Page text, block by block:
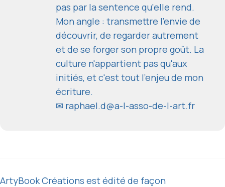
pas par la sentence qu'elle rend.
Mon angle : transmettre l'envie de
découvrir, de regarder autrement
et de se forger son propre goût. La
culture n'appartient pas qu'aux
initiés, et c'est tout l'enjeu de mon
écriture.
✉ raphael.d@a-l-asso-de-l-art.fr
ArtyBook Créations est édité de façon